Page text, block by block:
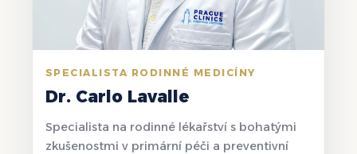
SPECIALISTA RODINNÉ MEDICÍNY
Dr. Carlo Lavalle
Specialista na rodinné lékařství s bohatými
zkušenostmi v primární péči a preventivní